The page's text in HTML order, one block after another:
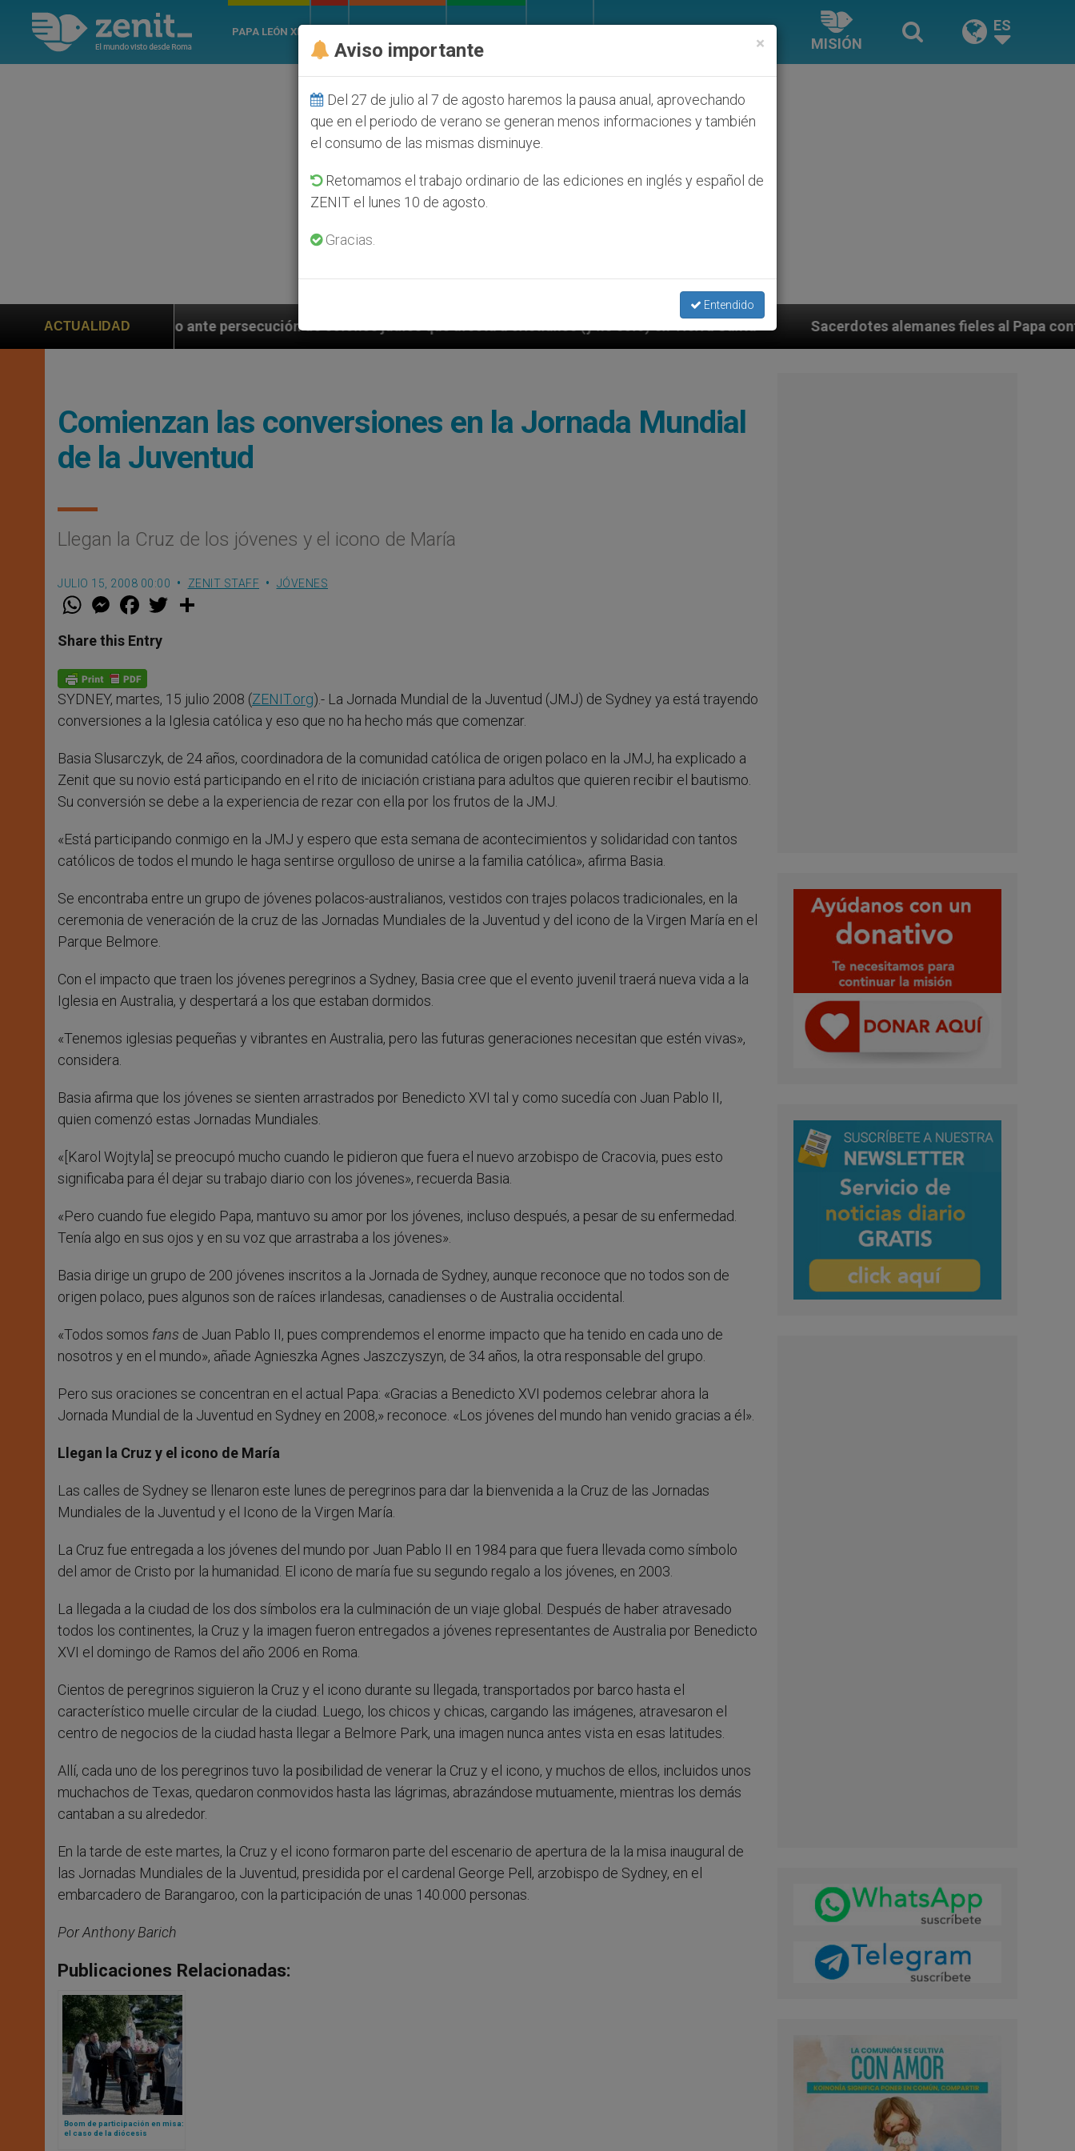
PAPA LEÓN XIV
MISIÓN
ES
ACTUALIDAD
ante persecución de colonos judíos que afecta a cristianos (y no sólo) en Tierra Santa Sacerdotes alemanes fieles al Papa contestan a su propio
Comienzan las conversiones en la Jornada Mundial
de la Juventud
Llegan la Cruz de los jóvenes y el icono de María
JULIO 15, 2008 00:00 ZENIT STAFF JÓVENES
W
t
s
p
p
M
e
s
e
g
e
r
F
a
e
b
o
k
w
Share this Entry
SYDNEY, martes, 15 julio 2008 (ZENIT.org).- La Jornada Mundial de la Juventud (JMJ) de Sydney ya está trayendo
conversiones a la Iglesia católica y eso que no ha hecho más que comenzar.
Basia Slusarczyk, de 24 años, coordinadora de la comunidad católica de origen polaco en la JMJ, ha explicado a
Zenit que su novio está participando en el rito de iniciación cristiana para adultos que quieren recibir el bautismo.
Su conversión se debe a la experiencia de rezar con ella por los frutos de la JMJ.
«Está participando conmigo en la JMJ y espero que esta semana de acontecimientos y solidaridad con tantos
católicos de todos el mundo le haga sentirse orgulloso de unirse a la familia católica», afirma Basia.
Se encontraba entre un grupo de jóvenes polacos-australianos, vestidos con trajes polacos tradicionales, en la
ceremonia de veneración de la cruz de las Jornadas Mundiales de la Juventud y del icono de la Virgen María en el
Parque Belmore.
Con el impacto que traen los jóvenes peregrinos a Sydney, Basia cree que el evento juvenil traerá nueva vida a la
Iglesia en Australia, y despertará a los que estaban dormidos.
«Tenemos iglesias pequeñas y vibrantes en Australia, pero las futuras generaciones necesitan que estén vivas»,
considera.
Basia afirma que los jóvenes se sienten arrastrados por Benedicto XVI tal y como sucedía con Juan Pablo II,
quien comenzó estas Jornadas Mundiales.
«[Karol Wojtyla] se preocupó mucho cuando le pidieron que fuera el nuevo arzobispo de Cracovia, pues esto
significaba para él dejar su trabajo diario con los jóvenes», recuerda Basia.
«Pero cuando fue elegido Papa, mantuvo su amor por los jóvenes, incluso después, a pesar de su enfermedad.
Tenía algo en sus ojos y en su voz que arrastraba a los jóvenes».
Basia dirige un grupo de 200 jóvenes inscritos a la Jornada de Sydney, aunque reconoce que no todos son de
origen polaco, pues algunos son de raíces irlandesas, canadienses o de Australia occidental.
«Todos somos fans de Juan Pablo II, pues comprendemos el enorme impacto que ha tenido en cada uno de
nosotros y en el mundo», añade Agnieszka Agnes Jaszczyszyn, de 34 años, la otra responsable del grupo.
Pero sus oraciones se concentran en el actual Papa: «Gracias a Benedicto XVI podemos celebrar ahora la
Jornada Mundial de la Juventud en Sydney en 2008,» reconoce. «Los jóvenes del mundo han venido gracias a él».
Llegan la Cruz y el icono de María
Las calles de Sydney se llenaron este lunes de peregrinos para dar la bienvenida a la Cruz de las Jornadas
Mundiales de la Juventud y el Icono de la Virgen María.
La Cruz fue entregada a los jóvenes del mundo por Juan Pablo II en 1984 para que fuera llevada como símbolo
del amor de Cristo por la humanidad. El icono de maría fue su segundo regalo a los jóvenes, en 2003.
La llegada a la ciudad de los dos símbolos era la culminación de un viaje global. Después de haber atravesado
todos los continentes, la Cruz y la imagen fueron entregados a jóvenes representantes de Australia por Benedicto
XVI el domingo de Ramos del año 2006 en Roma.
Cientos de peregrinos siguieron la Cruz y el icono durante su llegada, transportados por barco hasta el
característico muelle circular de la ciudad. Luego, los chicos y chicas, cargando las imágenes, atravesaron el
centro de negocios de la ciudad hasta llegar a Belmore Park, una imagen nunca antes vista en esas latitudes.
Allí, cada uno de los peregrinos tuvo la posibilidad de venerar la Cruz y el icono, y muchos de ellos, incluidos unos
muchachos de Texas, quedaron conmovidos hasta las lágrimas, abrazándose mutuamente, mientras los demás
cantaban a su alrededor.
En la tarde de este martes, la Cruz y el icono formaron parte del escenario de apertura de la la misa inaugural de
las Jornadas Mundiales de la Juventud, presidida por el cardenal George Pell, arzobispo de Sydney, en el
embarcadero de Barangaroo, con la participación de unas 140.000 personas.
Por Anthony Barich
Publicaciones Relacionadas:
Boom de participación en misa:
el caso de la diócesis
×
Aviso importante
Del 27 de julio al 7 de agosto haremos la pausa anual, aprovechando
que en el periodo de verano se generan menos informaciones y también
el consumo de las mismas disminuye.
Retomamos el trabajo ordinario de las ediciones en inglés y español de
ZENIT el lunes 10 de agosto.
Gracias.
Entendido